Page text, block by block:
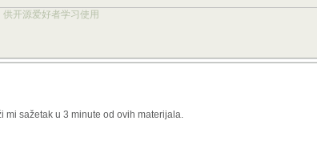
开源爱好者学习使用
mi sažetak u 3 minute od ovih materijala.